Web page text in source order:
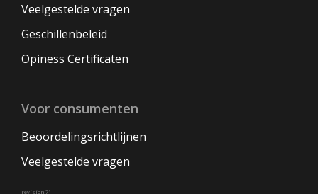
Veelgestelde vragen
Geschillenbeleid
Opiness Certificaten
Voor consumenten
Beoordelingsrichtlijnen
Veelgestelde vragen
revision 71